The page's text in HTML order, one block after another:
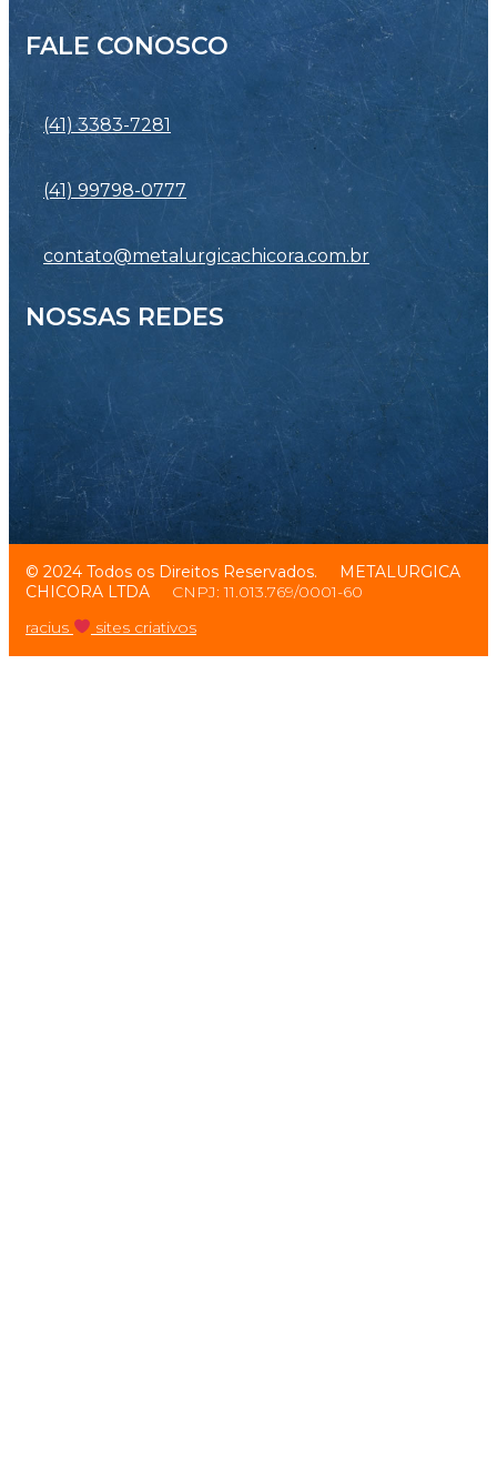
FALE CONOSCO
(41) 3383-7281
(41) 99798-0777
contato@metalurgicachicora.com.br
NOSSAS REDES
© 2024 Todos os Direitos Reservados.
METALURGICA
CHICORA LTDA
CNPJ: 11.013.769/0001-60
racius
sites criativos